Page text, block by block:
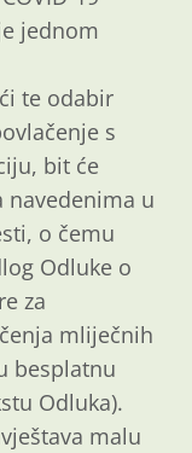
jednom
te odabir
s
bit će
u
o čemu
Odluke o
za
mliječnih
besplatnu
Odluka).
malu